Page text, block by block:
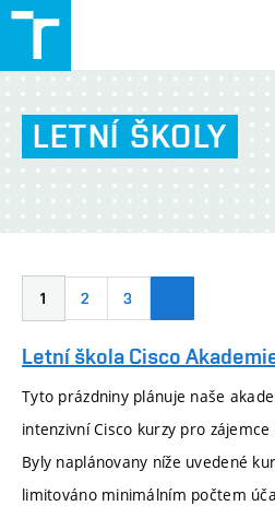
FIT
LETNÍ ŠKOLY
1 2 3
Letní škola Cisco
Tyto prázdniny plánuje naše
intenzivní Cisco kurzy pro
Byly naplánovany níže uvedené
limitováno minimálním počtem